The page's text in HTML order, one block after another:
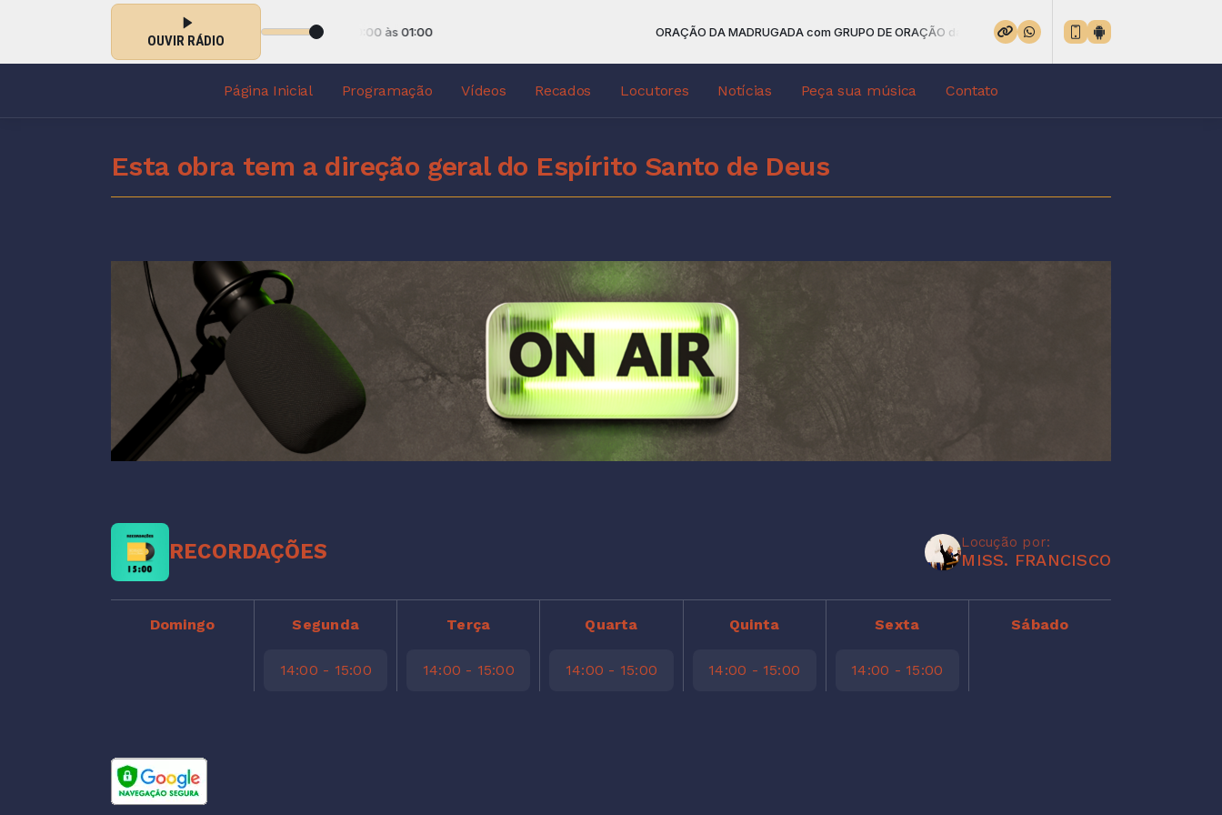
OUVIR RÁDIO
ORAÇÃO DA MADRUGADA com GRUPO DE ORAÇÃO das 00:00 às 01:00 ORAÇÃO DA MADRUGADA com GRUPO DE ORAÇÃO das 00:00 às 01:00
Página Inicial Programação Vídeos Recados Locutores Notícias Peça sua música Contato
Esta obra tem a direção geral do Espírito Santo de Deus
RECORDAÇÕES Locução por:
MISS. FRANCISCO
Domingo Segunda
14:00 - 15:00
Terça
14:00 - 15:00
Quarta
14:00 - 15:00
Quinta
14:00 - 15:00
Sexta
14:00 - 15:00
Sábado